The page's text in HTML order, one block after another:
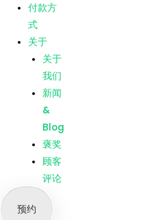
主页
我们提
供的服
务
我们的
诊所
牙医名
付款方
式
关于
关于
我们
付款方
式
关于
关于
我们
新闻
&
Blog
褒奖
顾客
评论
预约